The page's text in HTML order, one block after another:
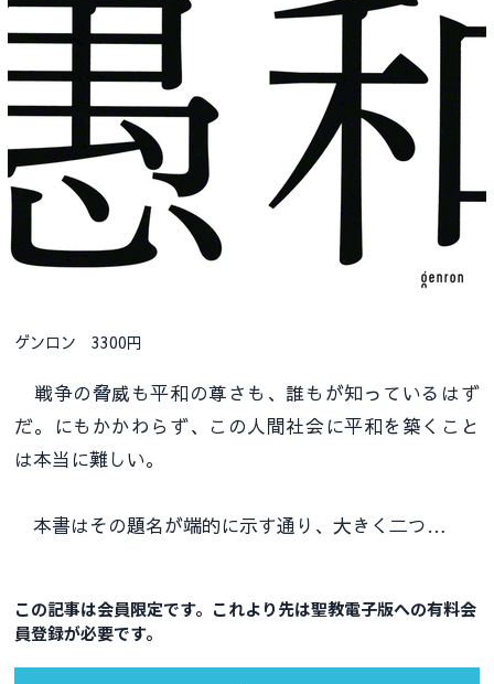
ゲンロン 3300円
戦争の脅威も平和の尊さも、誰もが知っているはず
だ。にもかかわらず、この人間社会に平和を築くこと
は本当に難しい。
本書はその題名が端的に示す通り、大きく二つ…
この記事は会員限定です。これより先は聖教電子版への有料会
員登録が必要です。